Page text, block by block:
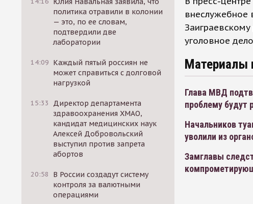
политика отравили в колонии
— это, по ее словам,
подтвердили две
лаборатории
14:09 Каждый пятый россиян не
может справиться с долговой
нагрузкой
15:33
Директор департамента
здравоохранения ХМАО,
кандидат медицинских наук
Алексей Добровольский
выступил против запрета
абортов
20:58
В России создадут систему
контроля за валютными
операциями
внеслужебное
уголовное
Материалы
Глава МВД
проблему будут
Начальников
уволили из
Замглавы